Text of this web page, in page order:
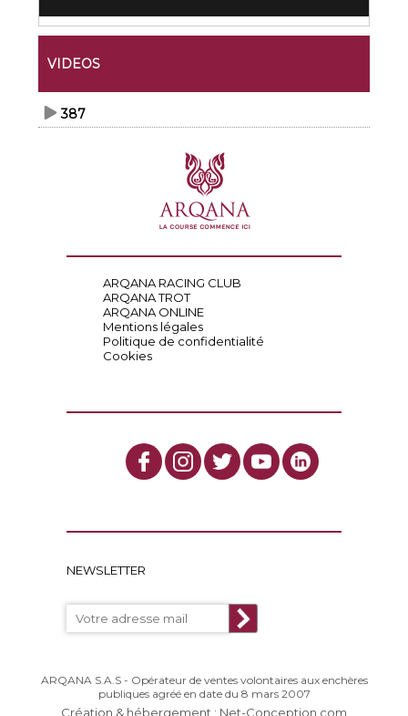
VIDEOS
387
ARQANA RACING CLUB
ARQANA TROT
ARQANA ONLINE
Mentions légales
Politique de confidentialité
Cookies
NEWSLETTER
ARQANA S.A.S - Opérateur de ventes volontaires aux enchères
publiques agréé en date du 8 mars 2007
Création & hébergement : Net-Conception.com